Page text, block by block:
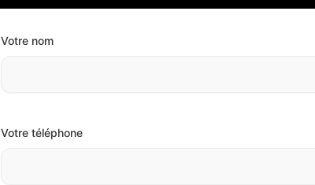
Votre nom
Votre téléphone